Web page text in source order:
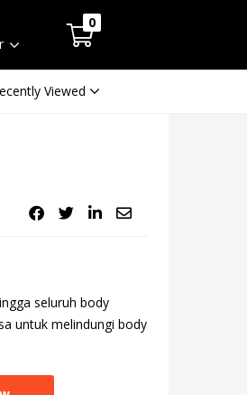
0
Viewed
seluruh body
untuk melindungi body